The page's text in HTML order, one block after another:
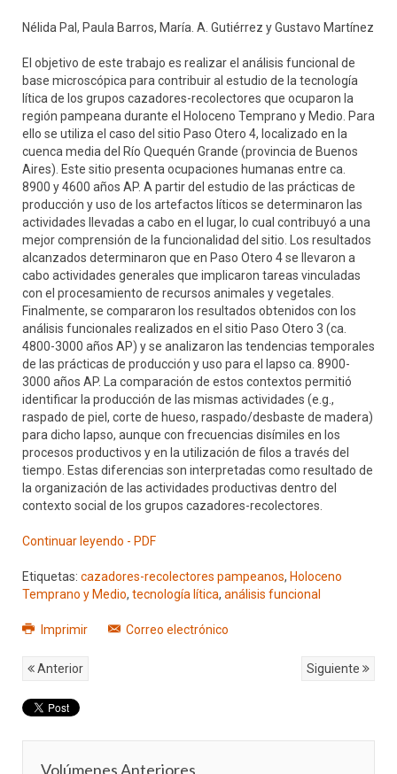
Nélida Pal, Paula Barros, María. A. Gutiérrez y Gustavo Martínez
El objetivo de este trabajo es realizar el análisis funcional de
base microscópica para contribuir al estudio de la tecnología
lítica de los grupos cazadores-recolectores que ocuparon la
región pampeana durante el Holoceno Temprano y Medio. Para
ello se utiliza el caso del sitio Paso Otero 4, localizado en la
cuenca media del Río Quequén Grande (provincia de Buenos
Aires). Este sitio presenta ocupaciones humanas entre ca.
8900 y 4600 años AP. A partir del estudio de las prácticas de
producción y uso de los artefactos líticos se determinaron las
actividades llevadas a cabo en el lugar, lo cual contribuyó a una
mejor comprensión de la funcionalidad del sitio. Los resultados
alcanzados determinaron que en Paso Otero 4 se llevaron a
cabo actividades generales que implicaron tareas vinculadas
con el procesamiento de recursos animales y vegetales.
Finalmente, se compararon los resultados obtenidos con los
análisis funcionales realizados en el sitio Paso Otero 3 (ca.
4800-3000 años AP) y se analizaron las tendencias temporales
de las prácticas de producción y uso para el lapso ca. 8900-
3000 años AP. La comparación de estos contextos permitió
identificar la producción de las mismas actividades (e.g.,
raspado de piel, corte de hueso, raspado/desbaste de madera)
para dicho lapso, aunque con frecuencias disímiles en los
procesos productivos y en la utilización de filos a través del
tiempo. Estas diferencias son interpretadas como resultado de
la organización de las actividades productivas dentro del
contexto social de los grupos cazadores-recolectores.
Continuar leyendo - PDF
Etiquetas: cazadores-recolectores pampeanos, Holoceno
Temprano y Medio, tecnología lítica, análisis funcional
Imprimir Correo electrónico
Anterior Siguiente
Volúmenes Anteriores